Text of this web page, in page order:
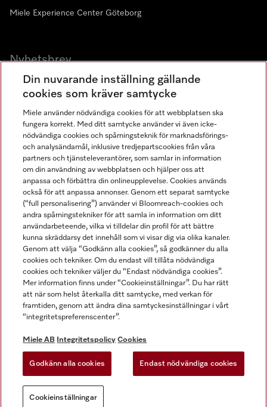
Miele Experience Center Göteborg
Nyhetsbrev
Gå med i vår gemenskap
Miele AB
Allmänna villkor
Användarvillkor
Miele tillgänglighetsförklaring
Lagen om digitala tjänster
Miele på LinkedIn
Miele på Facebook
Miele på Instagram
Miele på Youtube
Din nuvarande inställning gällande
cookies som kräver samtycke
Miele använder nödvändiga cookies för att webbplatsen ska
fungera korrekt. Med ditt samtycke använder vi även icke-
nödvändiga cookies och spårningsteknik för marknadsförings-
och analysändamål, inklusive tredjepartscookies från våra
partners och tjänsteleverantörer, som samlar in information
om din användning av webbplatsen och hjälper oss att
anpassa och förbättra din onlineupplevelse. Cookies används
också för att anpassa annonser. Genom ett separat samtycke
(“full personalisering”) använder vi Bloomreach-cookies och
andra spårningstekniker för att samla in information om ditt
användarbeteende, vilka vi tilldelar din profil för att bättre
kunna skräddarsy det innehåll som vi visar dig via olika kanaler.
Genom att välja “Godkänn alla cookies”, så godkänner du alla
cookies och tekniker. Om du endast vill tillåta nödvändiga
cookies och tekniker väljer du “Endast nödvändiga cookies”.
Mer information finns under “Cookieinställningar”. Du har rätt
att när som helst återkalla ditt samtycke, med verkan för
framtiden, genom att ändra dina samtyckesinställningar i vårt
“integritetspreferenscenter”.
Miele AB Integritetspolicy Cookies
Godkänn alla cookies Endast nödvändiga cookies
Cookieinställningar